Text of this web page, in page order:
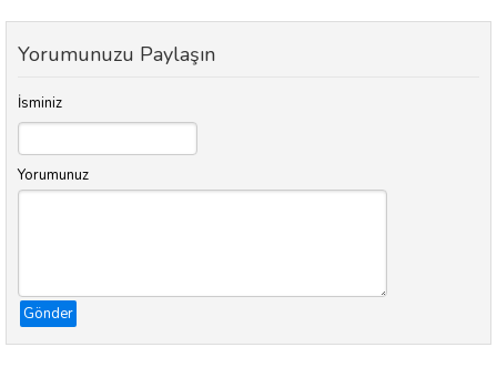
Yorumunuzu Paylaşın
İsminiz
Yorumunuz
Gönder